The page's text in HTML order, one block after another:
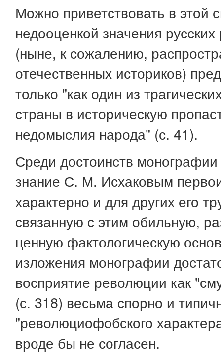
Можно приветствовать в этой
недооценкой значения
(ныне, к сожалению,
отечественных историков)
только "как один из
страны в историческую
недомыслия народа" (с. 41).
Среди достоинств
знание С. М. Исхаковым
характерно и для других его
связанную с этим обильную,
ценную фактологическую
изложения монографии
восприятие революции как
(с. 318) весьма спорно и
"революциофобского
вроде бы не согласен.